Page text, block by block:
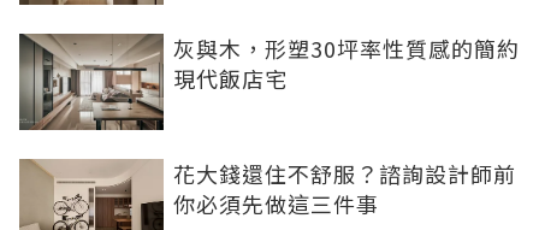
灰與木，形塑30坪率性質感的簡約
現代飯店宅
花大錢還住不舒服？諮詢設計師前
你必須先做這三件事